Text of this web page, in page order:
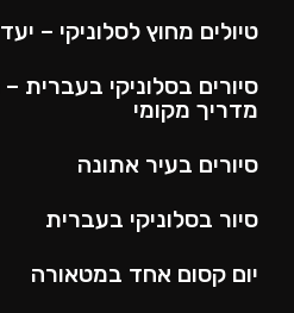
טיולים מחוץ לסלוניקי –
סיורים בסלוניקי בעברית
מדריך מקומי
סיורים בעיר אתונה
סיור בסלוניקי בעברית
יום קסום אחד במטאורה